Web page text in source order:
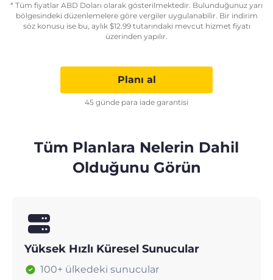
* Tüm fiyatlar ABD Doları olarak gösterilmektedir. Bulunduğunuz yarı
bölgesindeki düzenlemelere göre vergiler uygulanabilir. Bir indirim
söz konusu ise bu, aylık $12.99tutarındaki mevcut hizmet fiyatı
üzerinden yapılır.
Planı al
45 günde para iade garantisi
Tüm Planlara Nelerin Dahil
Olduğunu Görün
Yüksek Hızlı Küresel Sunucular
100+ ülkedeki sunucular